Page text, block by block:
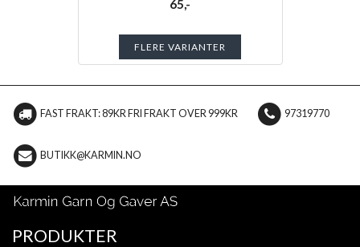
65,-
FLERE VARIANTER
FAST FRAKT: 89KR FRI FRAKT OVER 999KR 97319770
BUTIKK@KARMIN.NO
PRODUKTER